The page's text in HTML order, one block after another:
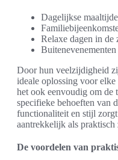
Dagelijkse
Relaxe dagen in de
Door hun veelzijdigheid
ideale oplossing voor
het ook eenvoudig om de
specifieke behoeften van
functionaliteit en stijl
aantrekkelijk als praktisch
De voordelen van